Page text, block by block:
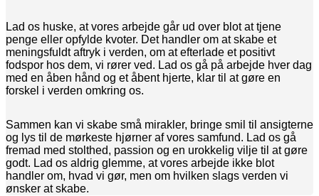
Lad os huske, at vores arbejde går ud over blot at tjene
penge eller opfylde kvoter. Det handler om at skabe et
meningsfuldt aftryk i verden, om at efterlade et positivt
fodspor hos dem, vi rører ved. Lad os gå på arbejde hver dag
med en åben hånd og et åbent hjerte, klar til at gøre en
forskel i verden omkring os.
Sammen kan vi skabe små mirakler, bringe smil til ansigterne
og lys til de mørkeste hjørner af vores samfund. Lad os gå
fremad med stolthed, passion og en urokkelig vilje til at gøre
godt. Lad os aldrig glemme, at vores arbejde ikke blot
handler om, hvad vi gør, men om hvilken slags verden vi
ønsker at skabe.